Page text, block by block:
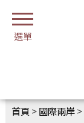
首頁 >國際兩岸>